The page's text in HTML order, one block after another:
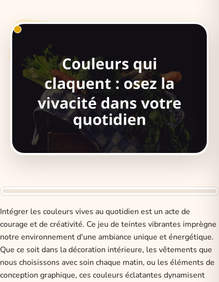
Intégrer les couleurs vives au quotidien est un acte de
courage et de créativité. Ce jeu de teintes vibrantes imprègne
notre environnement d'une ambiance unique et énergétique.
Que ce soit dans la décoration intérieure, les vêtements que
nous choisissons avec soin chaque matin, ou les éléments de
conception graphique, ces couleurs éclatantes dynamisent